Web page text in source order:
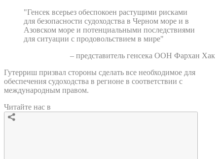
"Генсек всерьез обеспокоен растущими рисками
для безопасности судоходства в Черном море и в
Азовском море и потенциальными последствиями
для ситуации с продовольствием в мире"
– представитель генсека ООН Фархан Хак
Гутерриш призвал стороны сделать все необходимое для
обеспечения судоходства в регионе в соответствии с
международным правом.
Читайте нас в